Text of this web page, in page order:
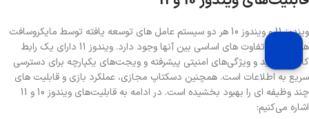
ویندوز 11 و ویندوز 10 هر دو سیستم عامل های توسعه یافته توسط مایکروسافت
هستند، اما تفاوت های اساسی بین آنها وجود دارد. ویندوز 11 دارای یک رابط
کاربری جدید و ویژگی‌های امنیتی پیشرفته و ویجت‌های یکپارچه برای دسترسی
سریع به اطلاعات است. همچنین دسکتاپ مجازی، عملکرد بازی و قابلیت های
چند وظیفه ای را بهبود بخشیده است. در ادامه به قابلیت‌های ویندوز 10 و 11
اشاره می‌کنیم: